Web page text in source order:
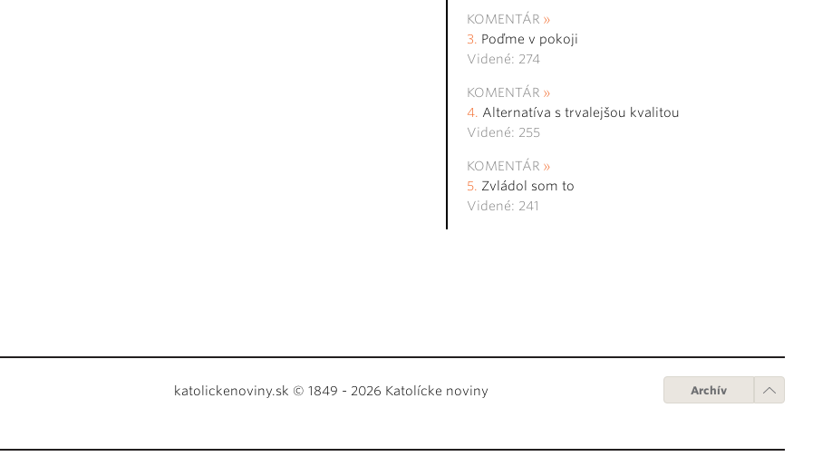
KOMENTÁR
Poďme v pokoji
Videné: 274
KOMENTÁR
Alternatíva s trvalejšou kvalitou
Videné: 255
KOMENTÁR
Zvládol som to
Videné: 241
katolickenoviny.sk © 1849 - 2026 Katolícke noviny Archív